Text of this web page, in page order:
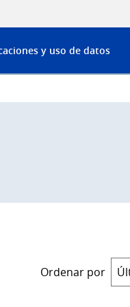
y uso de datos
Ordenar por